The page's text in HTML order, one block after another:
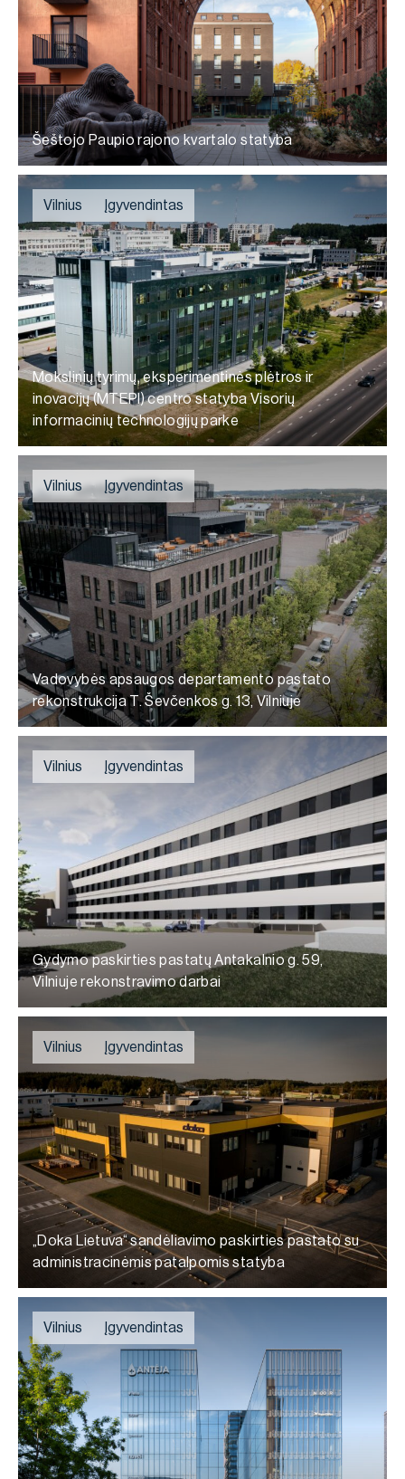
Šeštojo Paupio rajono kvartalo statyba
Vilnius Įgyvendintas
Mokslinių tyrimų, eksperimentinės plėtros ir
inovacijų (MTEPI) centro statyba Visorių
informacinių technologijų parke
Vilnius Įgyvendintas
Vadovybės apsaugos departamento pastato
rekonstrukcija T. Ševčenkos g. 13, Vilniuje
Vilnius Įgyvendintas
Gydymo paskirties pastatų Antakalnio g. 59,
Vilniuje rekonstravimo darbai
Vilnius Įgyvendintas
„Doka Lietuva“ sandėliavimo paskirties pastato su
administracinėmis patalpomis statyba
Vilnius Įgyvendintas